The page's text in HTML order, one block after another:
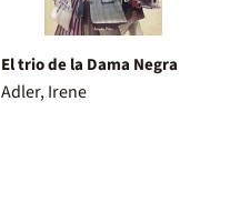
El trio de la Dama Negra
Adler, Irene